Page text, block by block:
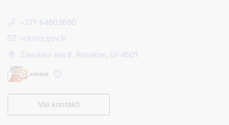
+371 64603690
E-pasts:
vrk@rs.gov.lv
Zavoloko iela 8, Rēzekne, LV-4601
Visi kontakti